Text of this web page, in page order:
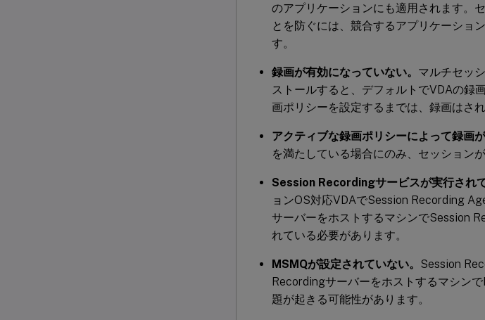
のアプリケーションにも適用されます。
とを防ぐには、競合するアプリケーショ
す。
録画が有効になっていない。 マルチセッ
ストールすると、デフォルトでVDAの録
画ポリシーを設定するまでは、録画はされ
アクティブな録画ポリシーによって録画が
を満たしている場合にのみ、セッション
Session Recordingサービスが実行されて
ョンOS対応VDAでSession Recording
サーバーをホストするマシンでSession
れている必要があります。
MSMQが設定されていない。 Session
Recordingサーバーをホストするマシン
題が起きる可能性があります。